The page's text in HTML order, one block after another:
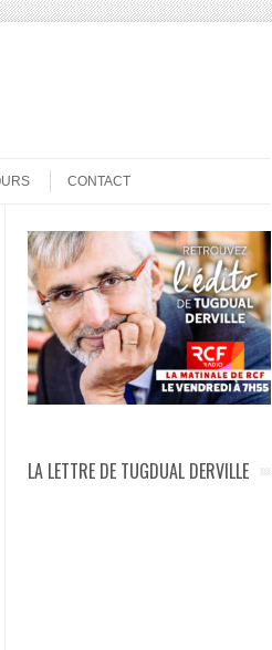
CONTACT
LA LETTRE DE TUGDUAL DERVILLE